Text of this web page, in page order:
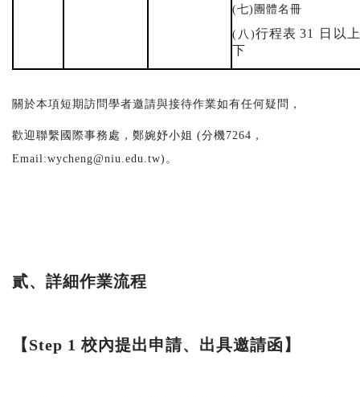
(七) 團體名冊
( 八 )行程表31
日以
下
關於本項短期訪問學者邀請與接待作業如有任何疑問，
歡迎聯繫國際事務處，鄭婉妤小姐 (分機7264 ，
Email:wycheng@niu.edu.tw) 。
貳、詳細作業流程
【 Step 1校內提出申請、出具邀請函】